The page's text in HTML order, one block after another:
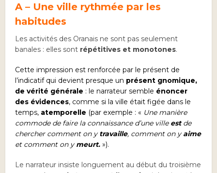
A – Une ville rythmée par les
habitudes
Les activités des Oranais ne sont pas seulement
banales : elles sont répétitives et monotones.
Cette impression est renforcée par le présent de
l’indicatif qui devient presque un présent gnomique,
de vérité générale : le narrateur semble énoncer
des évidences, comme si la ville était figée dans le
temps, atemporelle (par exemple : « Une manière
commode de faire la connaissance d’une ville estde
chercher comment on ytravaille, comment on yaime
et comment on ymeurt.»).
Le narrateur insiste longuement au début du troisième